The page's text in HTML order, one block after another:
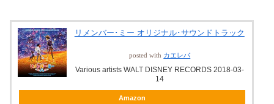
リメンバー･ミー オリジナル･サウンドトラック
posted with カエレバ
Various artists WALT DISNEY RECORDS 2018-03-
14
Amazon